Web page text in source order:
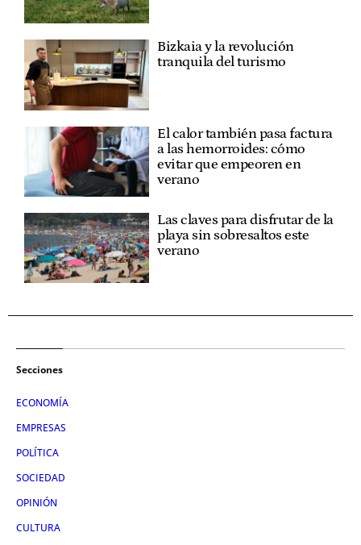
Bizkaia y la revolución
tranquila del turismo
El calor también pasa factura
a las hemorroides: cómo
evitar que empeoren en
verano
Las claves para disfrutar de la
playa sin sobresaltos este
verano
Secciones
ECONOMÍA
EMPRESAS
POLÍTICA
SOCIEDAD
OPINIÓN
CULTURA